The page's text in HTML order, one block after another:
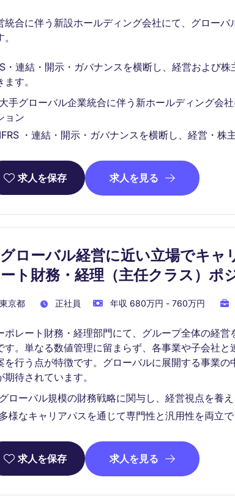
統合に伴う新設ホールディング会社にて、グロー
・連結・開示・ガバナンスを横断し、経営および
ます。
大手グローバル企業統合に伴う新ホールディング会
ョン
IFRS ・連結・開示・ガバナンスを横断し、経営・株
求人を保存 求人を見る
グローバル経営に近い立場でキ
ト財務・経理（主任クラス）ポ
東京都 正社員 年収 680万円 - 760万円
ポレート財務・経理部門にて、グループ全体の経
す。単なる数値管理に留まらず、各事業や子会社と
を行う点が特徴です。グローバルに展開する事業
期待されています。
グローバル規模の財務戦略に関与し、経営視点を養
多様なキャリアパスを通じて専門性と汎用性を両立
求人を保存 求人を見る